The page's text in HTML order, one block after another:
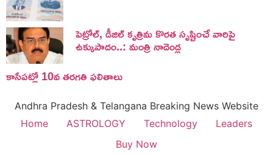
పెట్రోల్, డీజిల్ కృత్రిమ కొరత సృష్టించే వారిపై
ఉక్కుపాదం..: మంత్రి నాదెండ్ల
కాసేపట్లో 10వ తరగతి ఫలితాలు
Andhra Pradesh & Telangana Breaking News Website
Home
ASTROLOGY Technology
Leaders
Buy Now